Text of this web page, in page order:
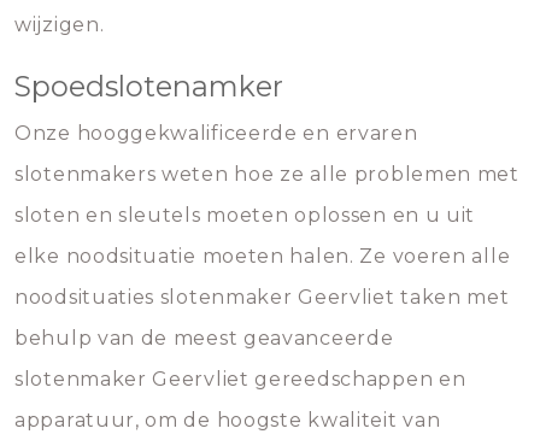
wijzigen.
Spoedslotenamker
Onze hooggekwalificeerde en ervaren
slotenmakers weten hoe ze alle problemen met
sloten en sleutels moeten oplossen en u uit
elke noodsituatie moeten halen. Ze voeren alle
noodsituaties slotenmaker Geervliet taken met
behulp van de meest geavanceerde
slotenmaker Geervliet gereedschappen en
apparatuur, om de hoogste kwaliteit van